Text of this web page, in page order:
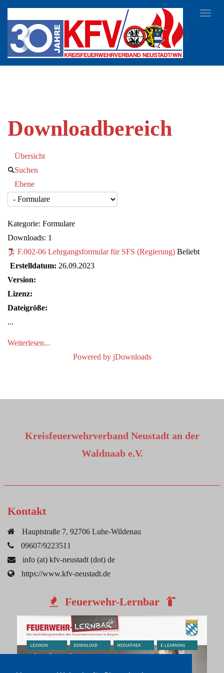
Downloadbereich
Übersicht
Suchen
Ebene
Kategorie: Formulare
Downloads: 1
F.002-06 Lehrgangsformular für SFS (Regierung) Beliebt
Erstelldatum: 26.09.2023
Version:
Lizenz:
Dateigröße:
...
Weiterlesen...
Powered by jDownloads
Kreisfeuerwehrverband Neustadt an der
Waldnaab e.V.
Kontakt
Hauptstraße 7, 92706 Luhe-Wildenau
09607/9223511
info (at) kfv-neustadt (dot) de
https://www.kfv-neustadt.de
Feuerwehr-Lernbar